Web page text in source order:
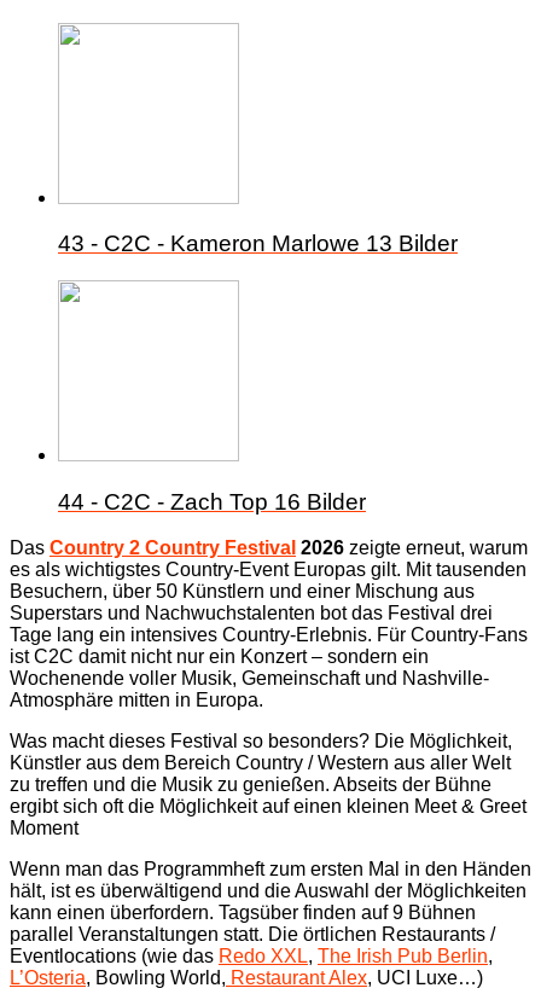
43 - C2C - Kameron Marlowe 13 Bilder
44 - C2C - Zach Top 16 Bilder
Das Country 2 Country Festival 2026 zeigte erneut, warum
es als wichtigstes Country-Event Europas gilt. Mit tausenden
Besuchern, über 50 Künstlern und einer Mischung aus
Superstars und Nachwuchstalenten bot das Festival drei
Tage lang ein intensives Country-Erlebnis. Für Country-Fans
ist C2C damit nicht nur ein Konzert – sondern ein
Wochenende voller Musik, Gemeinschaft und Nashville-
Atmosphäre mitten in Europa.
Was macht dieses Festival so besonders? Die Möglichkeit,
Künstler aus dem Bereich Country / Western aus aller Welt
zu treffen und die Musik zu genießen. Abseits der Bühne
ergibt sich oft die Möglichkeit auf einen kleinen Meet & Greet
Moment
Wenn man das Programmheft zum ersten Mal in den Händen
hält, ist es überwältigend und die Auswahl der Möglichkeiten
kann einen überfordern. Tagsüber finden auf 9 Bühnen
parallel Veranstaltungen statt. Die örtlichen Restaurants /
Eventlocations (wie das Redo XXL, The Irish Pub Berlin,
L’Osteria, Bowling World, Restaurant Alex, UCI Luxe…)